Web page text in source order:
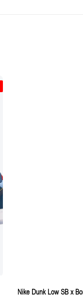
Nike Dunk Low SB x